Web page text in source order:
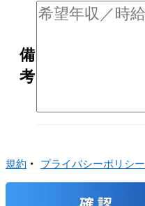
備
考
規約 ・ プライバシーポリシー